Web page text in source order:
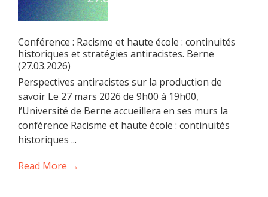
Conférence : Racisme et haute école : continuités
historiques et stratégies antiracistes. Berne
(27.03.2026)
Perspectives antiracistes sur la production de
savoir Le 27 mars 2026 de 9h00 à 19h00,
l’Université de Berne accueillera en ses murs la
conférence Racisme et haute école : continuités
historiques ...
Read More →